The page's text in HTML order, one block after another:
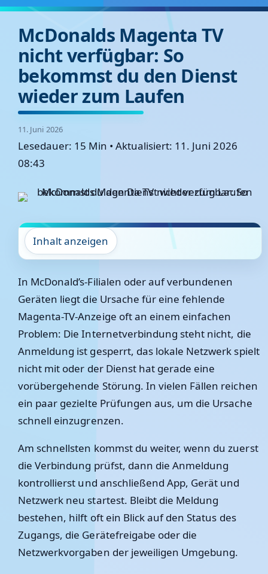
McDonalds Magenta TV
nicht verfügbar: So
bekommst du den Dienst
wieder zum Laufen
11. Juni 2026
Lesedauer: 15 Min • Aktualisiert: 11. Juni 2026
08:43
Inhalt anzeigen
In McDonald’s-Filialen oder auf verbundenen
Geräten liegt die Ursache für eine fehlende
Magenta-TV-Anzeige oft an einem einfachen
Problem: Die Internetverbindung steht nicht, die
Anmeldung ist gesperrt, das lokale Netzwerk spielt
nicht mit oder der Dienst hat gerade eine
vorübergehende Störung. In vielen Fällen reichen
ein paar gezielte Prüfungen aus, um die Ursache
schnell einzugrenzen.
Am schnellsten kommst du weiter, wenn du zuerst
die Verbindung prüfst, dann die Anmeldung
kontrollierst und anschließend App, Gerät und
Netzwerk neu startest. Bleibt die Meldung
bestehen, hilft oft ein Blick auf den Status des
Zugangs, die Gerätefreigabe oder die
Netzwerkvorgaben der jeweiligen Umgebung.